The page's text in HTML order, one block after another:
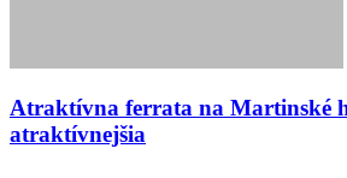
Atraktívna ferrata na Martinské
atraktívnejšia